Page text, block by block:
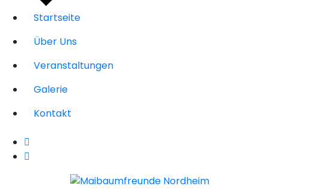
Startseite
Über Uns
Veranstaltungen
Galerie
Kontakt